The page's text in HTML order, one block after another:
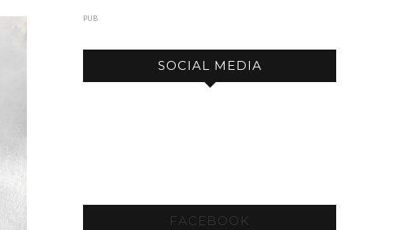
PUB
SOCIAL MEDIA
FACEBOOK